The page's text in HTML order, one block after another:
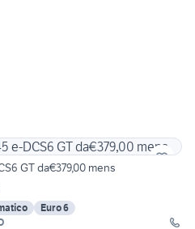
GT da€379,00 mens
Euro 6